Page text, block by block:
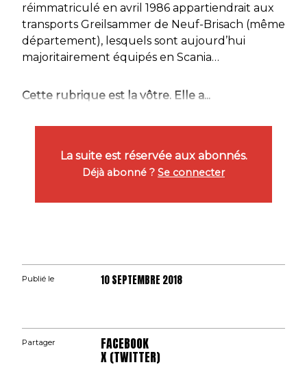
réimmatriculé en avril 1986 appartiendrait aux
transports Greilsammer de Neuf-Brisach (même
département), lesquels sont aujourd’hui
majoritairement équipés en Scania…
Cette rubrique est la vôtre. Elle a...
La suite est réservée aux abonnés.
Déjà abonné ? Se connecter
Publié le 10 SEPTEMBRE 2018
Partager FACEBOOK
X (TWITTER)